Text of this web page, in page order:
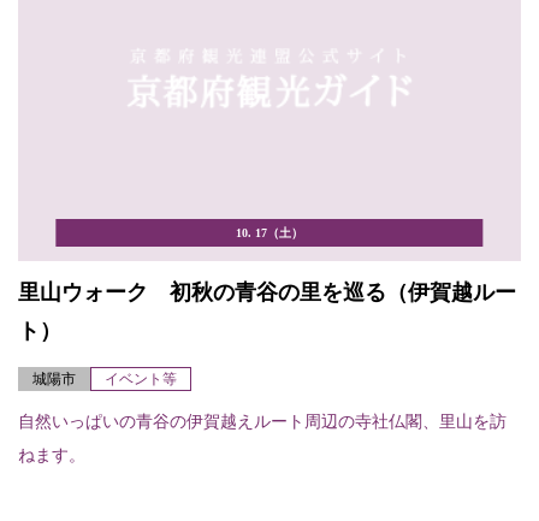
10. 17（土）
里山ウォーク 初秋の青谷の里を巡る（伊賀越ルー
ト）
城陽市 イベント等
自然いっぱいの青谷の伊賀越えルート周辺の寺社仏閣、里山を訪
ねます。